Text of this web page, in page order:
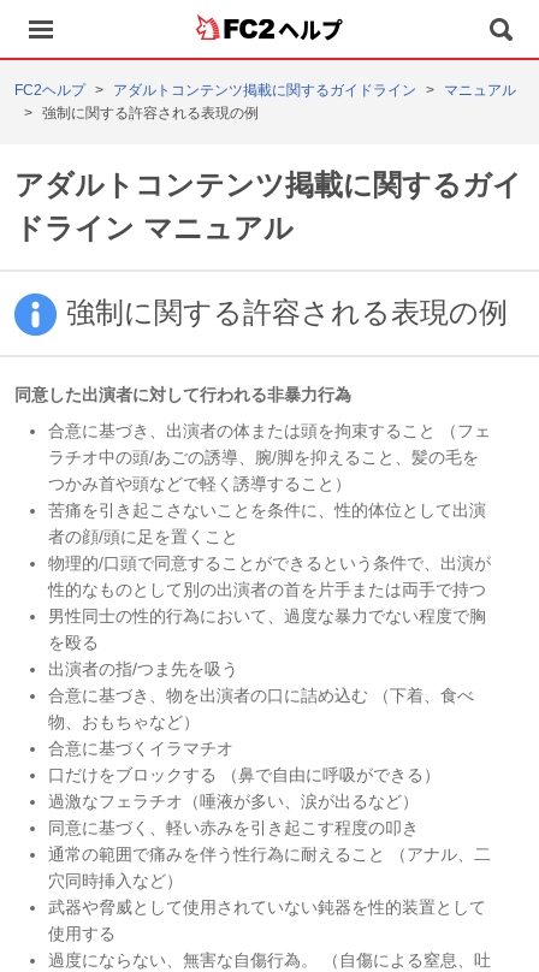
ヘルプ
FC2ヘルプ アダルトコンテンツ掲載に関するガイドライン
マニュアル
強制に関する許容される表現の例
アダルトコンテンツ掲載に関するガイ
ドライン マニュアル
強制に関する許容される表現の例
同意した出演者に対して行われる非暴力行為
合意に基づき、出演者の体または頭を拘束すること （フェ
ラチオ中の頭/あごの誘導、腕/脚を抑えること、髪の毛を
つかみ首や頭などで軽く誘導すること）
苦痛を引き起こさないことを条件に、性的体位として出演
者の顔/頭に足を置くこと
物理的/口頭で同意することができるという条件で、出演が
性的なものとして別の出演者の首を片手または両手で持つ
男性同士の性的行為において、過度な暴力でない程度で胸
を殴る
出演者の指/つま先を吸う
合意に基づき、物を出演者の口に詰め込む （下着、食べ
物、おもちゃなど）
合意に基づくイラマチオ
口だけをブロックする （鼻で自由に呼吸ができる）
過激なフェラチオ（唾液が多い、涙が出るなど）
同意に基づく、軽い赤みを引き起こす程度の叩き
通常の範囲で痛みを伴う性行為に耐えること （アナル、二
穴同時挿入など）
武器や脅威として使用されていない鈍器を性的装置として
使用する
過度にならない、無害な自傷行為。 （自傷による窒息、吐